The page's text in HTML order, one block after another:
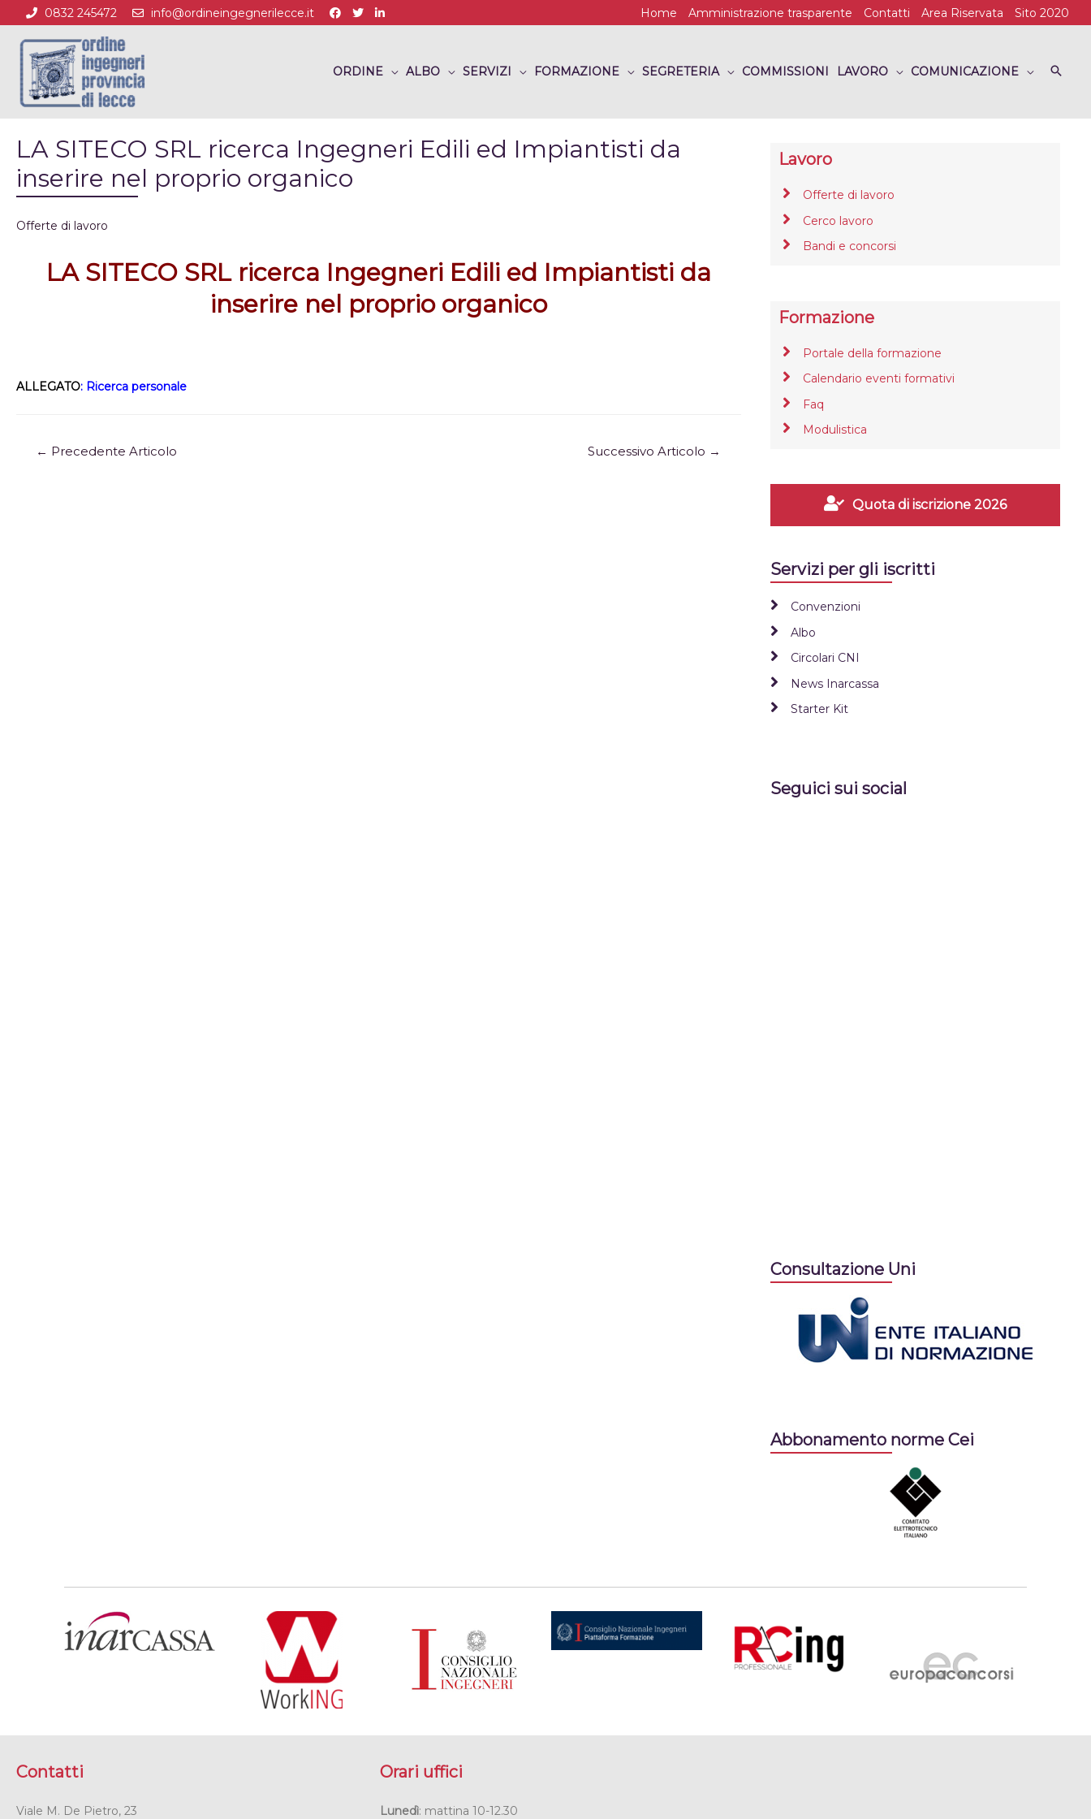
0832 245472 info@ordineingegnerilecce.it Home Amministrazione trasparente Contatti Area Riservata Sito 2020
ORDINE ALBO SERVIZI FORMAZIONE SEGRETERIA COMMISSIONI LAVORO COMUNICAZIONE
LA SITECO SRL ricerca Ingegneri Edili ed Impiantisti da
inserire nel proprio organico
Offerte di lavoro
LA SITECO SRL ricerca Ingegneri Edili ed Impiantisti da
inserire nel proprio organico
ALLEGATO: Ricerca personale
← Precedente Articolo Successivo Articolo →
Lavoro
Offerte di lavoro
Cerco lavoro
Bandi e concorsi
Formazione
Portale della formazione
Calendario eventi formativi
Faq
Modulistica
Quota di iscrizione 2026
Servizi per gli iscritti
Convenzioni
Albo
Circolari CNI
News Inarcassa
Starter Kit
Seguici sui social
Consultazione Uni
Abbonamento norme Cei
Contatti
Viale M. De Pietro, 23
Orari uffici
Lunedì: mattina 10-12.30